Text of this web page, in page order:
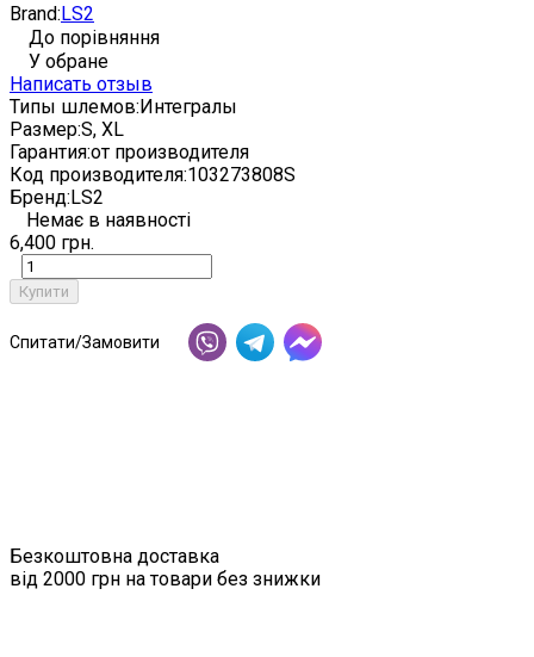
Brand:LS2
До порівняння
У обране
Написать отзыв
Типы шлемов:Интегралы
Размер:S, XL
Гарантия:от производителя
Код производителя:103273808S
Бренд:LS2
Немає в наявності
6,400 грн.
Купити
Спитати/Замовити
Безкоштовна доставка
від 2000 грн на товари без знижки